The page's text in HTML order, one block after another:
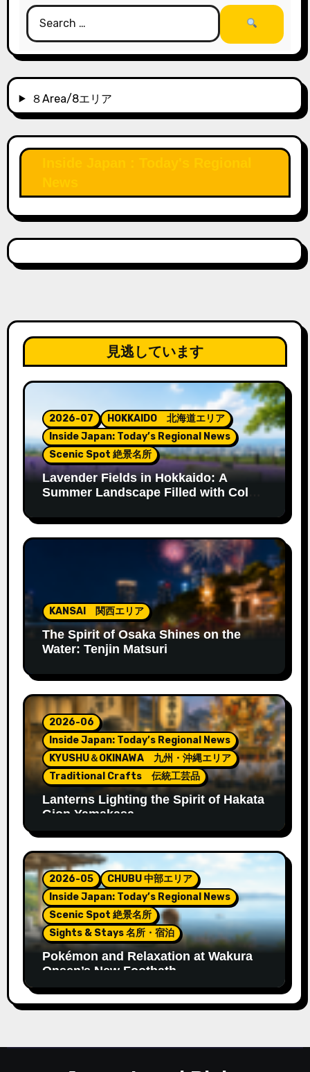
８Area/8エリア
見逃しています
2026-07
HOKKAIDO 北海道エリア
Inside Japan: Today’s Regional News
Scenic Spot 絶景名所
Lavender Fields in Hokkaido: A
Summer Landscape Filled with Color
KANSAI 関西エリア
The Spirit of Osaka Shines on the
Water: Tenjin Matsuri
2026-06
Inside Japan: Today’s Regional News
KYUSHU＆OKINAWA 九州・沖縄エリア
Traditional Crafts 伝統工芸品
Lanterns Lighting the Spirit of Hakata
Gion Yamakasa
2026-05
CHUBU 中部エリア
Inside Japan: Today’s Regional News
Scenic Spot 絶景名所
Sights & Stays 名所・宿泊
Pokémon and Relaxation at Wakura
Onsen’s New Footbath